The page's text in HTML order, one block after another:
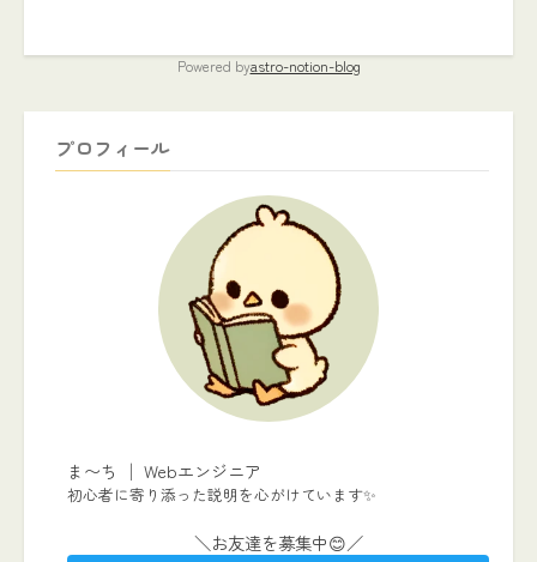
Powered byastro-notion-blog
プロフィール
ま〜ち │ Webエンジニア
初心者に寄り添った説明を心がけています✨
＼お友達を募集中😊／